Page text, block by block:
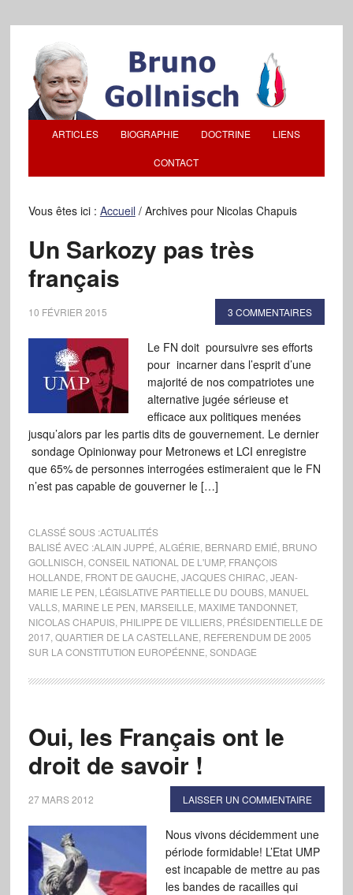
ARTICLES BIOGRAPHIE DOCTRINE LIENS
CONTACT
Vous êtes ici : Accueil /Archives pour Nicolas Chapuis
Un Sarkozy pas très
français
10 FÉVRIER 2015 3 COMMENTAIRES
Le FN doit poursuivre ses efforts
pour incarner dans l’esprit d’une
majorité de nos compatriotes une
alternative jugée sérieuse et
efficace aux politiques menées
jusqu’alors par les partis dits de gouvernement. Le dernier
sondage Opinionway pour Metronews et LCI enregistre
que 65% de personnes interrogées estimeraient que le FN
n’est pas capable de gouverner le […]
CLASSÉ SOUS :ACTUALITÉS
BALISÉ AVEC :ALAIN JUPPÉ ALGÉRIE BERNARD EMIÉ BRUNO
GOLLNISCH CONSEIL NATIONAL DE L'UMP, FRANÇOIS
HOLLANDE FRONT DE GAUCHE JACQUES CHIRAC JEAN-
MARIE LE PEN LÉGISLATIVE PARTIELLE DU DOUBS, MANUEL
VALLS, MARINE LE PEN MARSEILLE MAXIME TANDONNET,
NICOLAS CHAPUIS, PHILIPPE DE VILLIERS, PRÉSIDENTIELLE DE
2017, QUARTIER DE LA CASTELLANE REFERENDUM DE 2005
SUR LA CONSTITUTION EUROPÉENNE SONDAGE
Oui, les Français ont le
droit de savoir !
27 MARS 2012 LAISSER UN COMMENTAIRE
Nous vivons décidemment une
période formidable! L’Etat UMP
est incapable de mettre au pas
les bandes de racailles qui